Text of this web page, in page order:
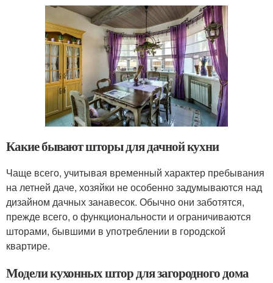
Какие бывают шторы для дачной кухни
Чаще всего, учитывая временный характер пребывания
на летней даче, хозяйки не особенно задумываются над
дизайном дачных занавесок. Обычно они заботятся,
прежде всего, о функциональности и ограничиваются
шторами, бывшими в употреблении в городской
квартире.
Модели кухонных штор для загородного дома